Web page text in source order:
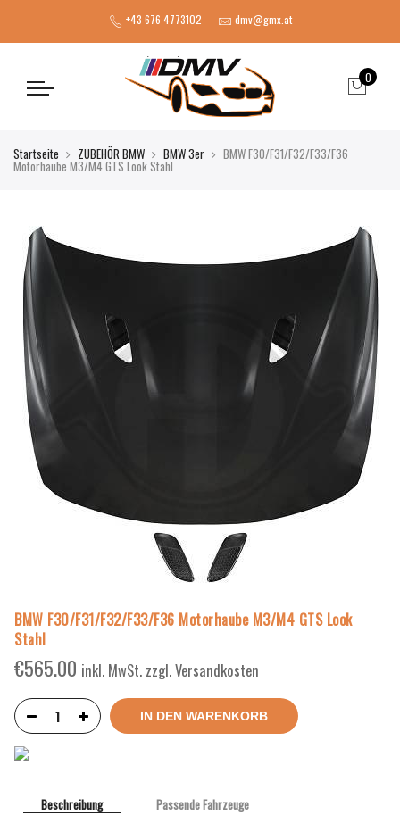
+43 676 4773102 dmv@gmx.at
0
Startseite ZUBEHÖR BMW BMW 3er BMW F30/F31/F32/F33/F36
Motorhaube M3/M4 GTS Look Stahl
BMW F30/F31/F32/F33/F36 Motorhaube M3/M4 GTS Look
Stahl
€565.00 inkl. MwSt. zzgl. Versandkosten
IN DEN WARENKORB
Beschreibung
Passende Fahrzeuge